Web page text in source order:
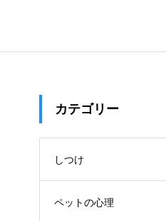
カテゴリー
しつけ
ペットの心理